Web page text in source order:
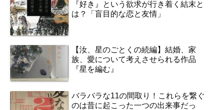
『好き』という欲求が行き着く結末と
は？「盲目的な恋と友情」
【汝、星のごとくの続編】結婚、家
族、愛について考えさせられる作品
『星を編む』
バラバラな11の間取り！これらを繋ぐ
のは昔に起こった一つの出来事だっ